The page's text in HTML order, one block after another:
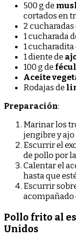
500 g de
cortados en
2 cucharadas
1 cucharada
1 cucharadita
1 diente de
100 g de
Aceite
Rodajas de
Preparación:
Marinar los
jengibre y
Escurrir el
de pollo por
Calentar el
hasta que
Escurrir
acompañado
Pollo frito al
Unidos